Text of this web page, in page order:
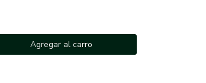
Agregar al carro